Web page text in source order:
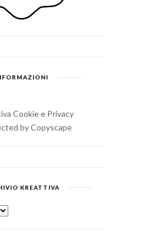
Cookie e Privacy
KREATTIVA